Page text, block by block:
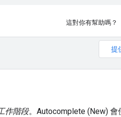
這對你有幫助嗎？
提
作階段。Autocomplete (New) 會